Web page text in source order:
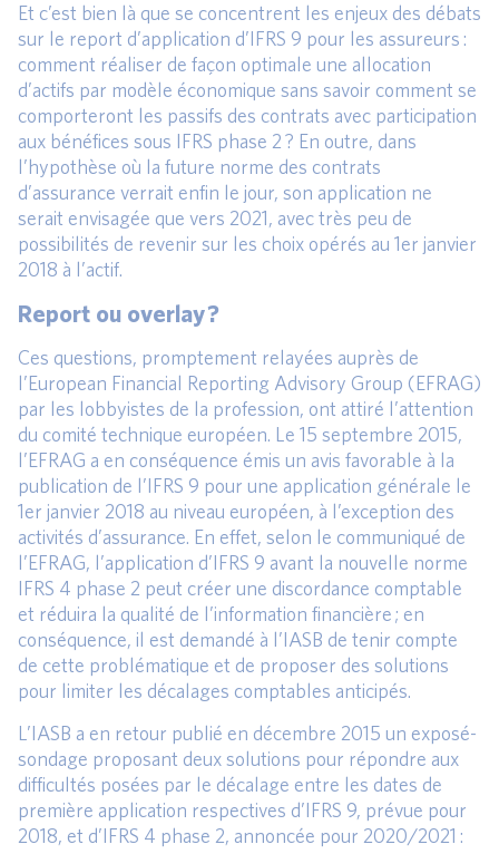
Et c’est bien là que se concentrent les enjeux des débats
sur le report d’application d’IFRS 9 pour les assureurs :
comment réaliser de façon optimale une allocation
d’actifs par modèle économique sans savoir comment se
comporteront les passifs des contrats avec participation
aux bénéfices sous IFRS phase 2 ? En outre, dans
l’hypothèse où la future norme des contrats
d’assurance verrait enfin le jour, son application ne
serait envisagée que vers 2021, avec très peu de
possibilités de revenir sur les choix opérés au 1er janvier
2018 à l’actif.
Report ou overlay ?
Ces questions, promptement relayées auprès de
l’European Financial Reporting Advisory Group (EFRAG)
par les lobbyistes de la profession, ont attiré l’attention
du comité technique européen. Le 15 septembre 2015,
l’EFRAG a en conséquence émis un avis favorable à la
publication de l’IFRS 9 pour une application générale le
1er janvier 2018 au niveau européen, à l’exception des
activités d’assurance. En effet, selon le communiqué de
l’EFRAG, l’application d’IFRS 9 avant la nouvelle norme
IFRS 4 phase 2 peut créer une discordance comptable
et réduira la qualité de l’information financière ; en
conséquence, il est demandé à l’IASB de tenir compte
de cette problématique et de proposer des solutions
pour limiter les décalages comptables anticipés.
L’IASB a en retour publié en décembre 2015 un exposé-
sondage proposant deux solutions pour répondre aux
difficultés posées par le décalage entre les dates de
première application respectives d’IFRS 9, prévue pour
2018, et d’IFRS 4 phase 2, annoncée pour 2020/2021 :